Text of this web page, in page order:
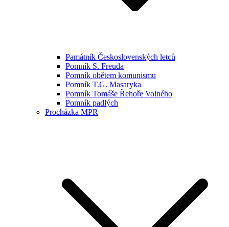
Památník Československých letců
Pomník S. Freuda
Pomník obětem komunismu
Pomník T.G. Masaryka
Pomník Tomáše Řehoře Volného
Pomník padlých
Procházka MPR